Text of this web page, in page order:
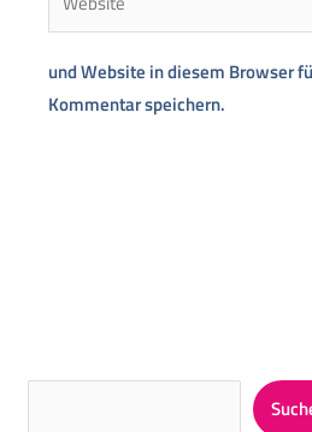
und Website in diesem Browser
Kommentar speichern.